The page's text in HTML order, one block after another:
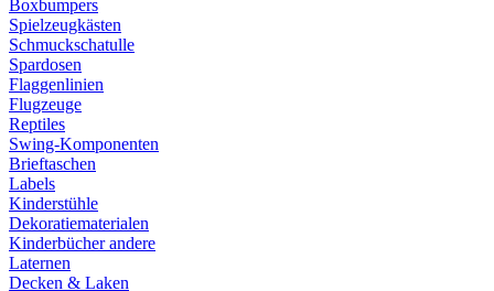
Boxbumpers
Spielzeugkästen
Schmuckschatulle
Spardosen
Flaggenlinien
Flugzeuge
Reptiles
Swing-Komponenten
Brieftaschen
Labels
Kinderstühle
Dekoratiematerialen
Kinderbücher andere
Laternen
Decken & Laken